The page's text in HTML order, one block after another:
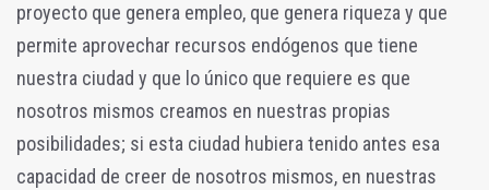
proyecto que genera empleo, que genera riqueza y que
permite aprovechar recursos endógenos que tiene
nuestra ciudad y que lo único que requiere es que
nosotros mismos creamos en nuestras propias
posibilidades; si esta ciudad hubiera tenido antes esa
capacidad de creer de nosotros mismos, en nuestras